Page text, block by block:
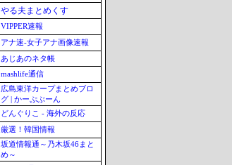
やる夫まとめくす
VIPPER速報
アナ速‐女子アナ画像速報
あじあのネタ帳
mashlife通信
広島東洋カープまとめブロ
グ | かーぷぶーん
どんぐりこ - 海外の反応
厳選！韓国情報
坂道情報通～乃木坂46まと
め～